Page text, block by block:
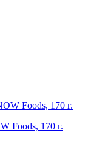
Foods, 170 г.